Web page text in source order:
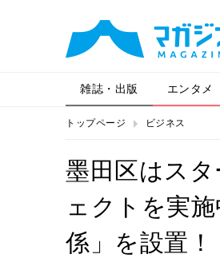
雑誌・出版 エンタメ
トップページ ビジネス
墨田区はス
ェクトを実
係」を設置！